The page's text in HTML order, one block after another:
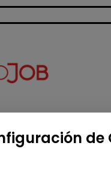
Tecnología
empleo
de